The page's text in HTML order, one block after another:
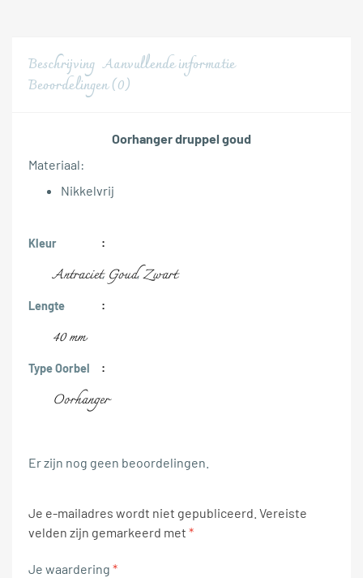
Beschrijving Aanvullende informatie
Beoordelingen (0)
Oorhanger druppel goud
Materiaal:
Nikkelvrij
Kleur
Antraciet, Goud, Zwart
Lengte
40 mm
Type Oorbel
Oorhanger
Er zijn nog geen beoordelingen.
Je e-mailadres wordt niet gepubliceerd. Vereiste
velden zijn gemarkeerd met *
Je waardering *